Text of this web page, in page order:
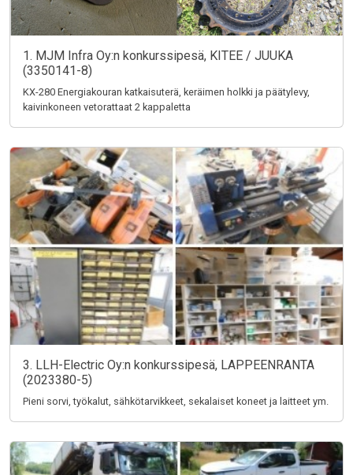
1. MJM Infra Oy:n konkurssipesä, KITEE / JUUKA
(3350141-8)
KX-280 Energiakouran katkaisuterä, keräimen holkki ja päätylevy,
kaivinkoneen vetorattaat 2 kappaletta
3. LLH-Electric Oy:n konkurssipesä, LAPPEENRANTA
(2023380-5)
Pieni sorvi, työkalut, sähkötarvikkeet, sekalaiset koneet ja laitteet ym.